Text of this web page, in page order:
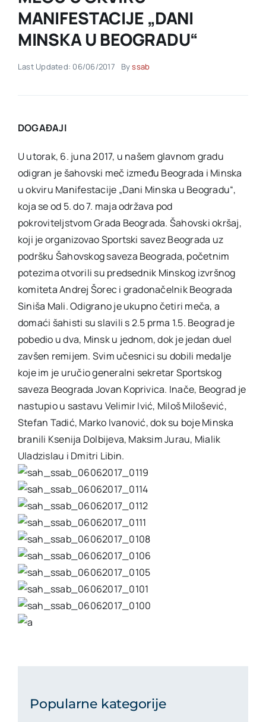
Akti SSAB
Kontakt
MANIFESTACIJE „DANI
MINSKA U BEOGRADU“
Last Updated: 06/06/2017 Byssab
DOGAĐAJI
U utorak, 6. juna 2017, u našem glavnom gradu
odigran je šahovski meč između Beograda i Minska
u okviru Manifestacije „Dani Minska u Beogradu“,
koja se od 5. do 7. maja održava pod
pokroviteljstvom Grada Beograda. Šahovski okršaj,
koji je organizovao Sportski savez Beograda uz
podršku Šahovskog saveza Beograda, početnim
potezima otvorili su predsednik Minskog izvršnog
komiteta Andrej Šorec i gradonačelnik Beograda
Siniša Mali. Odigrano je ukupno četiri meča, a
domaći šahisti su slavili s 2.5 prma 1.5. Beograd je
pobedio u dva, Minsk u jednom, dok je jedan duel
zavšen remijem. Svim učesnici su dobili medalje
koje im je uručio generalni sekretar Sportskog
saveza Beograda Jovan Koprivica. Inače, Beograd je
nastupio u sastavu Velimir Ivić, Miloš Milošević,
Stefan Tadić, Marko Ivanović, dok su boje Minska
branili Ksenija Dolbijeva, Maksim Jurau, Mialik
Uladzislau i Dmitri Libin.
Popularne kategorije